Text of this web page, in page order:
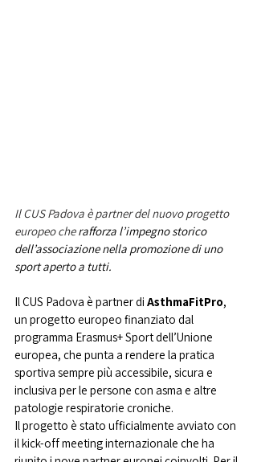
Il CUS Padova è partner del nuovo progetto
europeo che rafforza l’impegno storico
dell’associazione nella promozione di uno
sport aperto a tutti.
Il CUS Padova è partner di AsthmaFitPro,
un progetto europeo finanziato dal
programma Erasmus+ Sport dell’Unione
europea, che punta a rendere la pratica
sportiva sempre più accessibile, sicura e
inclusiva per le persone con asma e altre
patologie respiratorie croniche.
Il progetto è stato ufficialmente avviato con
il kick-off meeting internazionale che ha